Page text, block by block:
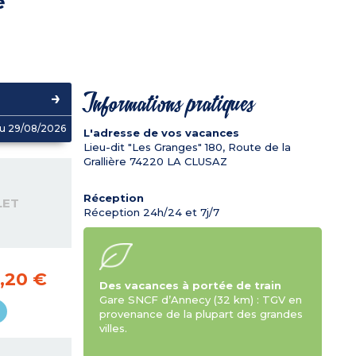
29/08/2026
€
Informations pratiques
L'adresse de vos vacances
Lieu-dit "Les Granges" 180, Route de la
Grallière 74220 LA CLUSAZ
Réception
Réception 24h/24 et 7j/7
Des vacances à portée de train
Gare SNCF d’Annecy (32 km) : TGV en
provenance de la plupart des grandes
villes.